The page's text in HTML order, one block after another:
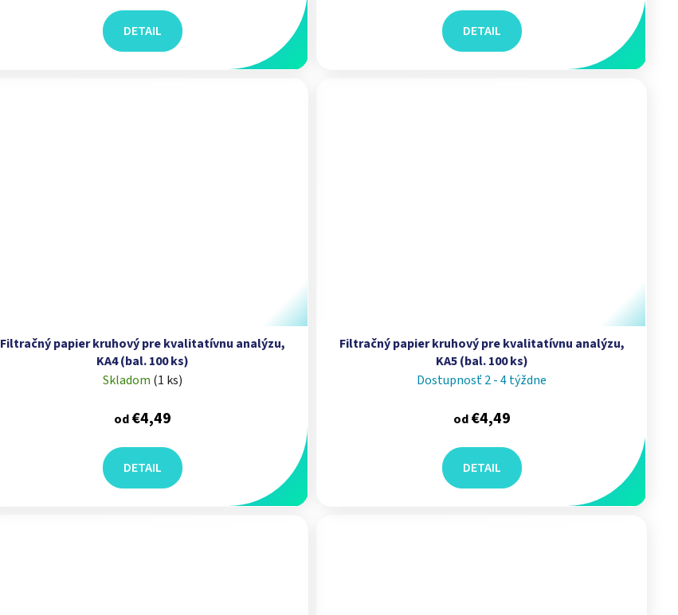
DETAIL DETAIL
Filtračný papier kruhový pre kvalitatívnu analýzu,
KA4 (bal. 100 ks)
Skladom (1 ks)
od€4,49
DETAIL
Filtračný papier kruhový pre kvalitatívnu analýzu,
KA5 (bal. 100 ks)
Dostupnosť 2 - 4 týždne
od€4,49
DETAIL